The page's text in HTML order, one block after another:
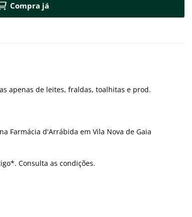
Compra já
apenas de leites, fraldas, toalhitas e prod.
Farmácia d'Arrábida em Vila Nova de Gaia
Consulta as condições.